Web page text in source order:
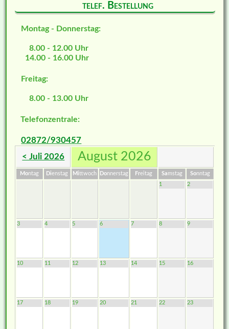
telef. Bestellung
Montag - Donnerstag:
8.00 - 12.00 Uhr
14.00 - 16.00 Uhr
Freitag:
8.00 - 13.00 Uhr
Telefonzentrale:
02872/930457
< Juli 2026 August 2026
Montag Dienstag Mittwoch Donnerstag Freitag Samstag Sonntag
1
2
3 4 5 6 7 8 9
10 11 12 13 14 15 16
17 18 19 20 21 22 23